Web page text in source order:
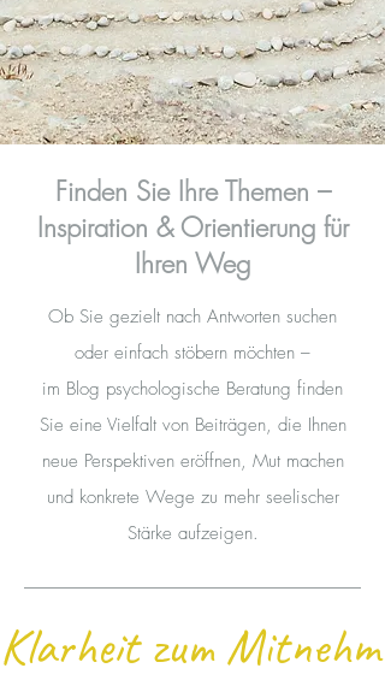
Finden Sie Ihre Themen –
Inspiration & Orientierung für
Ihren Weg
Ob Sie gezielt nach Antworten suchen
oder einfach stöbern möchten –
im Blog psychologische Beratung finden
Sie eine Vielfalt von Beiträgen, die Ihnen
neue Perspektiven eröffnen, Mut machen
und konkrete Wege zu mehr seelischer
Stärke aufzeigen.
Klarheit zum